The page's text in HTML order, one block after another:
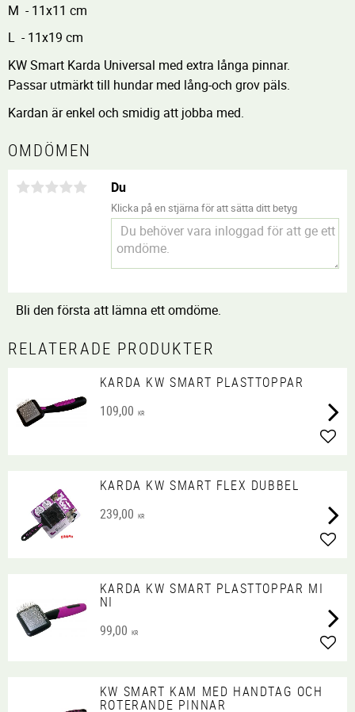
M - 11x11 cm
L - 11x19 cm
KW Smart Karda Universal med extra långa pinnar.
Passar utmärkt till hundar med lång-och grov päls.
Kardan är enkel och smidig att jobba med.
OMDÖMEN
Du
Klicka på en stjärna för att sätta ditt betyg
Bli den första att lämna ett omdöme.
RELATERADE PRODUKTER
KARDA KW SMART PLASTTOPPAR
109,00 KR
KARDA KW SMART FLEX DUBBEL
239,00 KR
KARDA KW SMART PLASTTOPPAR MI
NI
99,00 KR
KW SMART KAM MED HANDTAG OCH
ROTERANDE PINNAR